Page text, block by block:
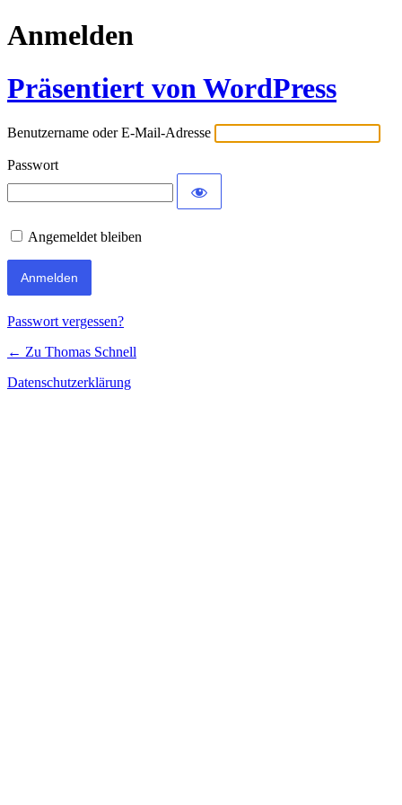
Anmelden
Präsentiert von WordPress
Benutzername oder E-Mail-Adresse
Passwort
Angemeldet bleiben
Passwort vergessen?
← Zu Thomas Schnell
Datenschutzerklärung